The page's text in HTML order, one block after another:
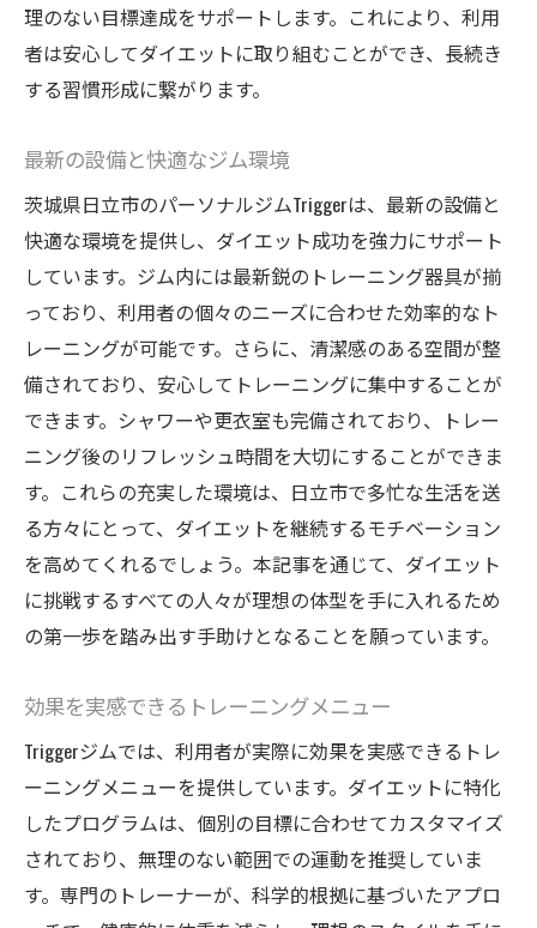
理のない目標達成をサポートします。これにより、利用
者は安心してダイエットに取り組むことができ、長続き
する習慣形成に繋がります。
最新の設備と快適なジム環境
茨城県日立市のパーソナルジムTriggerは、最新の設備と
快適な環境を提供し、ダイエット成功を強力にサポート
しています。ジム内には最新鋭のトレーニング器具が揃
っており、利用者の個々のニーズに合わせた効率的なト
レーニングが可能です。さらに、清潔感のある空間が整
備されており、安心してトレーニングに集中することが
できます。シャワーや更衣室も完備されており、トレー
ニング後のリフレッシュ時間を大切にすることができま
す。これらの充実した環境は、日立市で多忙な生活を送
る方々にとって、ダイエットを継続するモチベーション
を高めてくれるでしょう。本記事を通じて、ダイエット
に挑戦するすべての人々が理想の体型を手に入れるため
の第一歩を踏み出す手助けとなることを願っています。
効果を実感できるトレーニングメニュー
Triggerジムでは、利用者が実際に効果を実感できるトレ
ーニングメニューを提供しています。ダイエットに特化
したプログラムは、個別の目標に合わせてカスタマイズ
されており、無理のない範囲での運動を推奨していま
す。専門のトレーナーが、科学的根拠に基づいたアプロ